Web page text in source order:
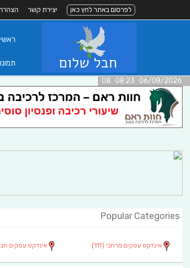
לפרסום באתר לחץ כאן יצירת קשר
ראשי
06/08/2026 08:23 08
Popular Categories
אינדקס עסקים מרחבי (111) אינדקס עסקים